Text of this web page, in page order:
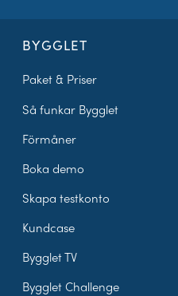
BYGGLET
Paket & Priser
Så funkar Bygglet
Förmåner
Boka demo
Skapa testkonto
Kundcase
Bygglet TV
Bygglet Challenge